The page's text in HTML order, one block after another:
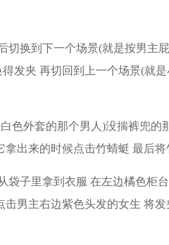
切换到下一个场景(就是按男主
发夹 再切回到上一个场景(就
色外套的那个男人)没揣裤兜的
出来的时候点击竹蜻蜓 最后
袋子里拿到衣服 在左边橘色柜
男主右边紫色头发的女生 将